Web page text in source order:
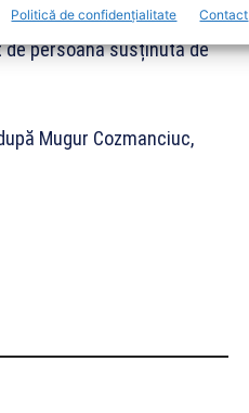
Politică de confidențialitate Contact
renunțe la cererea de
persoana susținută de
Mugur Cozmanciuc,